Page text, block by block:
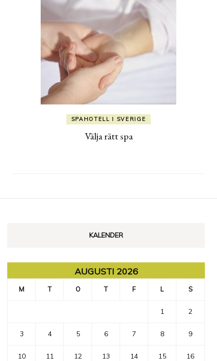
SPAHOTELL I SVERIGE
Välja rätt spa
KALENDER
AUGUSTI 2026
M T O T F L S
1 2
3 4 5 6 7 8 9
10 11 12 13 14 15 16